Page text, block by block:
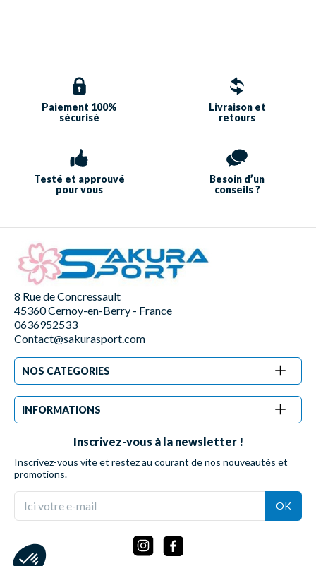
Paiement 100%
sécurisé
Livraison et
retours
Testé et approuvé
pour vous
Besoin d’un
conseils ?
8 Rue de Concressault
45360 Cernoy-en-Berry - France
0636952533
Contact@sakurasport.com
NOS CATEGORIES
INFORMATIONS
Inscrivez-vous à la newsletter !
Inscrivez-vous vite et restez au courant de nos nouveautés et
promotions.